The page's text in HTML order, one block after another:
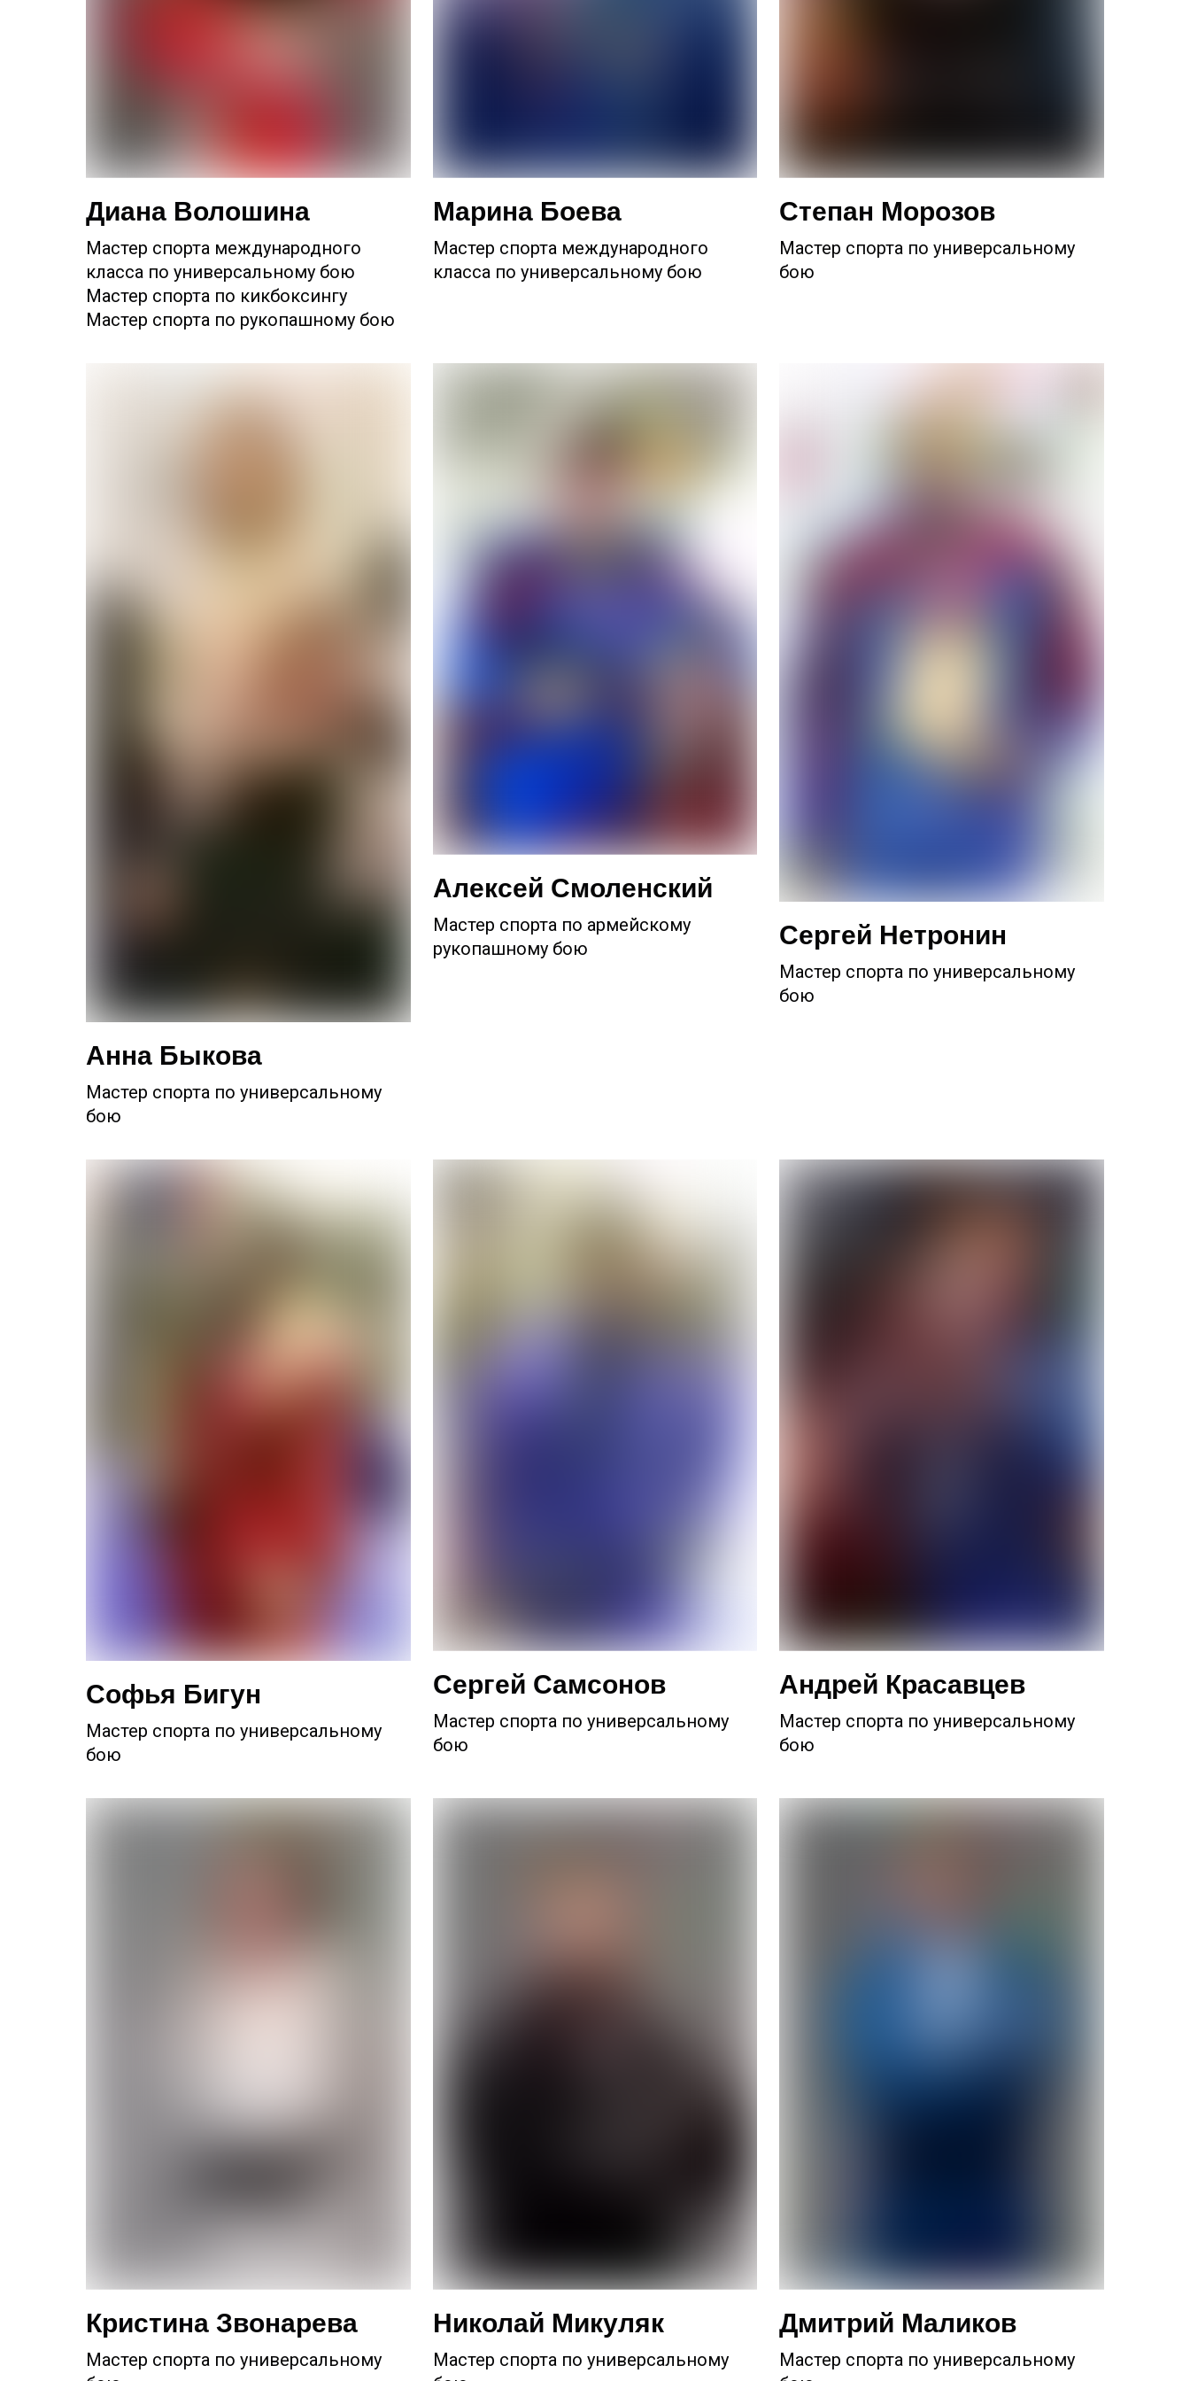
Диана Волошина
Мастер спорта международного
класса по универсальному бою
Мастер спорта по кикбоксингу
Мастер спорта по рукопашному бою
Марина Боева
Мастер спорта международного
класса по универсальному бою
Степан Морозов
Мастер спорта по универсальному
бою
Анна Быкова
Мастер спорта по универсальному
бою
Алексей Смоленский
Мастер спорта по армейскому
рукопашному бою
Сергей Нетронин
Мастер спорта по универсальному
бою
Софья Бигун
Мастер спорта по универсальному
бою
Сергей Самсонов
Мастер спорта по универсальному
бою
Андрей Красавцев
Мастер спорта по универсальному
бою
Кристина Звонарева
Мастер спорта по универсальному
Николай Микуляк
Мастер спорта по универсальному
Дмитрий Маликов
Мастер спорта по универсальному